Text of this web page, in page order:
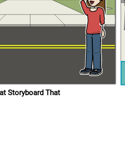
error, sobre de burlarse de otros esta mal. Por eso
a hacer una publicación donde Candy puede ser
Pero Emma no se da cuenta que no es la
el problema alejándose de Daniel, por que Daniel
se puede sentir mal.
Storyboard That